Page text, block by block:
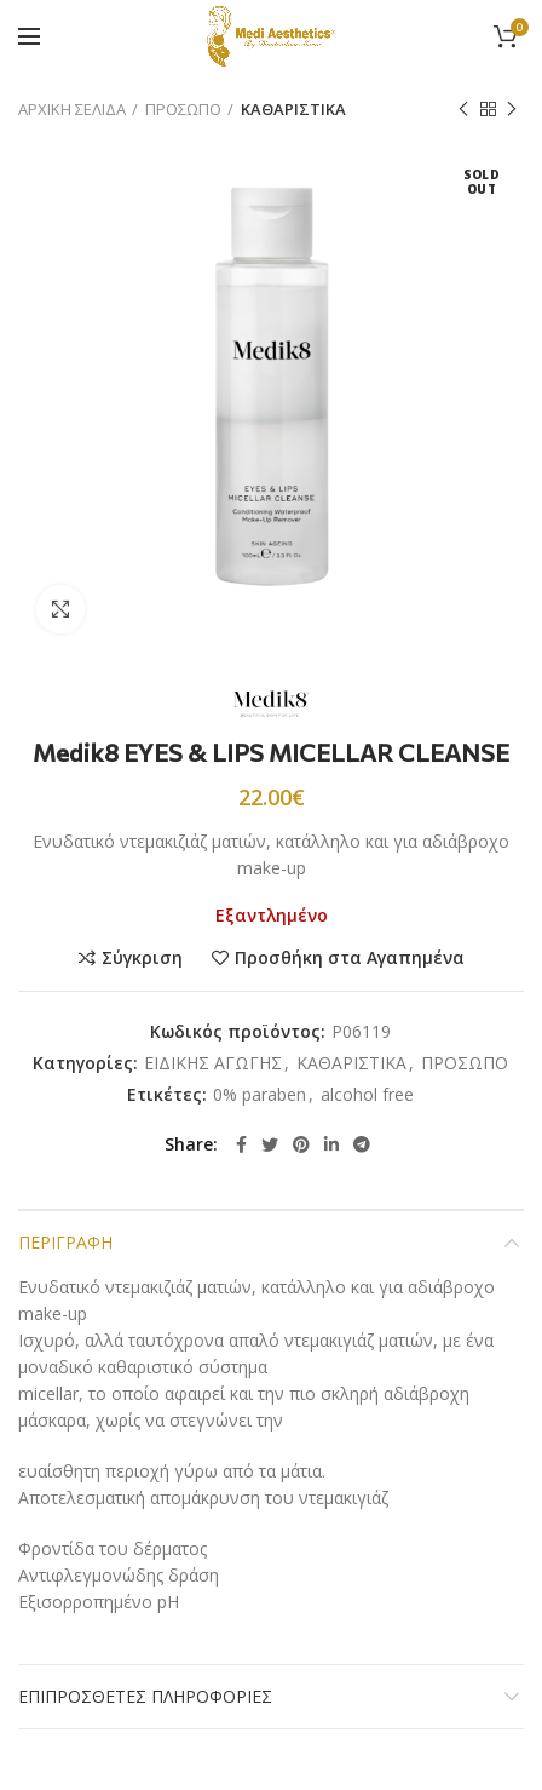
0
ΑΡΧΙΚΉ ΣΕΛΊΔΑ ΠΡΟΣΩΠΟ ΚΑΘΑΡΙΣΤΙΚΑ
SOLD
OUT
Medik8 EYES & LIPS MICELLAR CLEANSE
22.00€
Ενυδατικό ντεμακιζιάζ ματιών, κατάλληλο και για αδιάβροχο
make-up
Εξαντλημένο
Σύγκριση
Προσθήκη στα Αγαπημένα
Κωδικός προϊόντος: P06119
Κατηγορίες: ΕΙΔΙΚΗΣ ΑΓΩΓΗΣ , ΚΑΘΑΡΙΣΤΙΚΑ, ΠΡΟΣΩΠΟ
Ετικέτες: 0% paraben , alcohol free
Share
ΠΕΡΙΓΡΑΦΉ
Ενυδατικό ντεμακιζιάζ ματιών, κατάλληλο και για αδιάβροχο
make-up
Ισχυρό, αλλά ταυτόχρονα απαλό ντεμακιγιάζ ματιών, με ένα
μοναδικό καθαριστικό σύστημα
micellar, το οποίο αφαιρεί και την πιο σκληρή αδιάβροχη
μάσκαρα, χωρίς να στεγνώνει την
ευαίσθητη περιοχή γύρω από τα μάτια.
Αποτελεσματική απομάκρυνση του ντεμακιγιάζ
Φροντίδα του δέρματος
Αντιφλεγμονώδης δράση
Εξισορροπημένο pH
ΕΠΙΠΡΌΣΘΕΤΕΣ ΠΛΗΡΟΦΟΡΊΕΣ